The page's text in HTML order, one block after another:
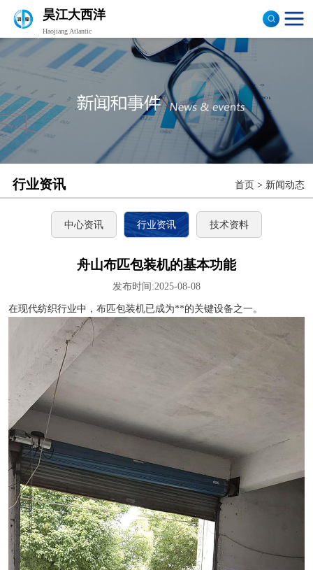
昊江大西洋
Haojiang Atlantic
行业资讯 首页 > 新闻动态
中心资讯 行业资讯 技术资料
舟山布匹包装机的基本功能
发布时间:2025-08-08
在现代纺织行业中，布匹包装机已成为**的关键设备之一。
验布机
打卷机
切边机
布匹包装机